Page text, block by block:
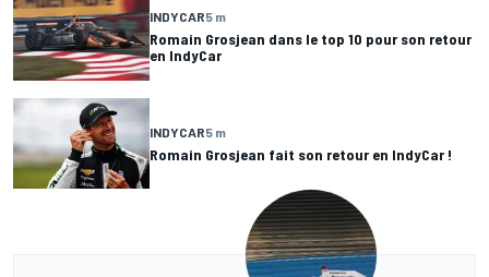
INDYCAR5 m
Romain Grosjean dans le top 10 pour son retour
en IndyCar
INDYCAR5 m
Romain Grosjean fait son retour en IndyCar !